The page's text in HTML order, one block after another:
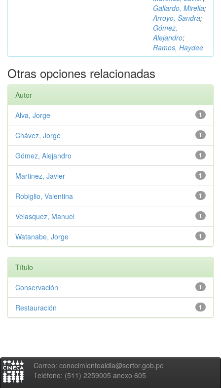
Gallardo, Mirella;
Arroyo, Sandra;
Gómez,
Alejandro;
Ramos, Haydee
Otras opciones relacionadas
Autor
1
Alva, Jorge
1
Chávez, Jorge
1
Gómez, Alejandro
1
Martinez, Javier
1
Robiglio, Valentina
1
Velasquez, Manuel
1
Watanabe, Jorge
Título
1
Conservación
1
Restauración
Correo: conocimientoaldia@serfor.gob.pe
Teléfono: (511) 2259005 anexo 605